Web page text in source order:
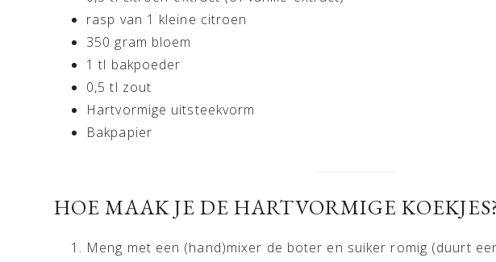
rasp van 1 kleine citroen
350 gram bloem
1 tl bakpoeder
0,5 tl zout
Hartvormige uitsteekvorm
Bakpapier
HOE MAAK JE DE HARTVORMIGE KOEKJES?
Meng met een (hand)mixer de boter en suiker romig (duurt